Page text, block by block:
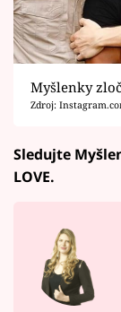
Myšlenky
Zdroj:
Sledujte
LOVE.